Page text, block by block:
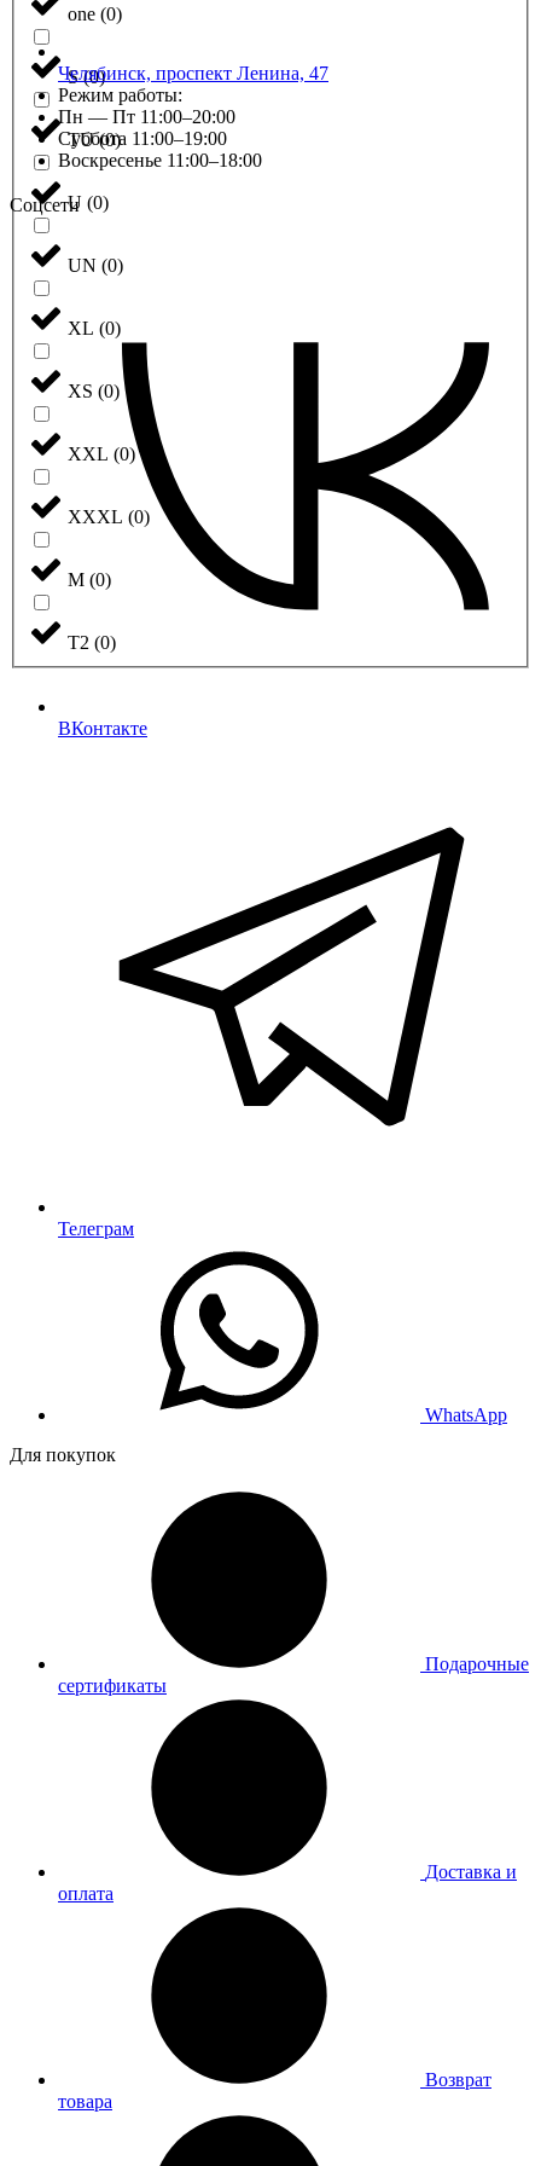
one (0)
S (0)
TU (0)
U (0)
UN (0)
XL (0)
XS (0)
XXL (0)
XXXL (0)
М (0)
Т2 (0)
Челябинск, проспект Ленина, 47
Режим работы:
Пн — Пт 11:00–20:00
Суббота 11:00–19:00
Воскресенье 11:00–18:00
Соцсети
ВКонтакте
Телеграм
WhatsApp
Для покупок
Подарочные
сертификаты
Доставка и
оплата
Возврат
товара